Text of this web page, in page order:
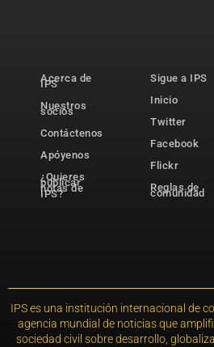
Acerca de
IPS
Nuestros
socios
Contáctenos
Apóyenos
¿Quieres
publicar
notas de
IPS?
Sigue a IPS
Inicio
Twitter
Facebook
Flickr
Reglas de
comunidad
IPS es una institución internacional de
agencia mundial de noticias que
sociedad civil sobre desarrollo,